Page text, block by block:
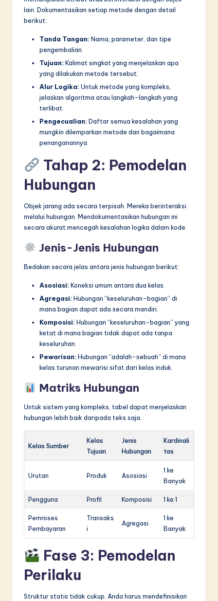
lain. Dokumentasikan setiap metode dengan detail
berikut:
Tanda Tangan: Nama, parameter, dan tipe
pengembalian.
Tujuan: Kalimat singkat yang menjelaskan apa
yang dilakukan metode tersebut.
Alur Logika: Untuk metode yang kompleks,
jelaskan algoritma atau langkah-langkah yang
terlibat.
Pengecualian: Daftar semua kesalahan yang
mungkin dilemparkan metode dan bagaimana
penanganannya.
Tahap 2: Pemodelan
Hubungan
Objek jarang ada secara terpisah. Mereka berinteraksi
melalui hubungan. Mendokumentasikan hubungan ini
secara akurat mencegah kesalahan logika dalam kode.
Jenis-Jenis Hubungan
Bedakan secara jelas antara jenis hubungan berikut:
Asosiasi: Koneksi umum antara dua kelas.
Agregasi: Hubungan “keseluruhan-bagian” di
mana bagian dapat ada secara mandiri.
Komposisi: Hubungan “keseluruhan-bagian” yang
ketat di mana bagian tidak dapat ada tanpa
keseluruhan.
Pewarisan: Hubungan “adalah-sebuah” di mana
kelas turunan mewarisi sifat dari kelas induk.
Matriks Hubungan
Untuk sistem yang kompleks, tabel dapat menjelaskan
hubungan lebih baik daripada teks saja.
Kelas Sumber
Kelas
Tujuan
Jenis
Hubungan
Kardinali
tas
Urutan Produk Asosiasi
1 ke
Banyak
Pengguna Profil Komposisi 1 ke 1
Pemroses
Pembayaran
Transaks
i
Agregasi
1 ke
Banyak
Fase 3: Pemodelan
Perilaku
Struktur statis tidak cukup. Anda harus mendefinisikan